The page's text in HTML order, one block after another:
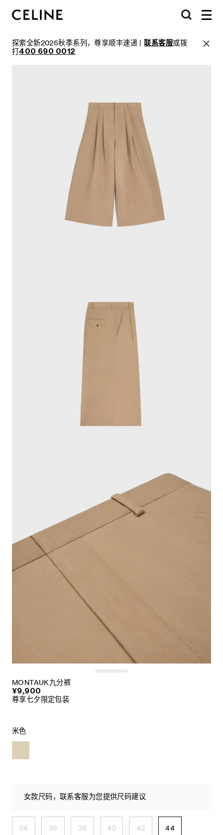
探索全新2026秋季系列，尊享顺丰速递 |联系客服或拨
打400 690 0012
MONTAUK九分裤
¥9,900
尊享七夕限定包装
米色
女款尺码，联系客服为您提供尺码建议
34 36 38 40 42 44